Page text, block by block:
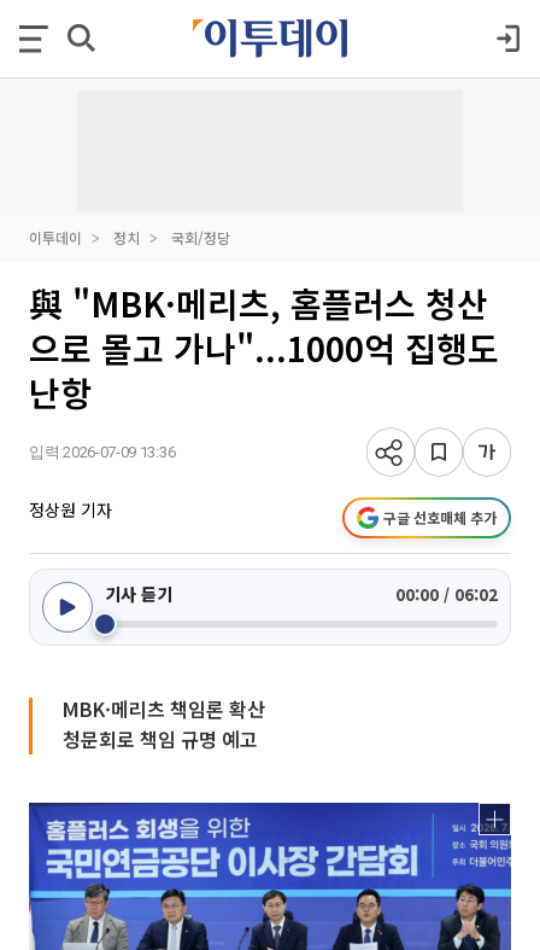
이투데이 정치 국회/정당
與 "MBK·메리츠, 홈플러스 청산
으로 몰고 가나"...1000억 집행도
난항
입력 2026-07-09 13:36
정상원 기자 구글 선호매체 추가
기사 듣기 00:00 / 06:02
MBK·메리츠 책임론 확산
청문회로 책임 규명 예고